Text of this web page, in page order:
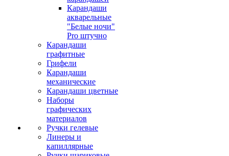
Карандаши
акварельные
"Белые ночи"
Pro штучно
Карандаши
графитные
Грифели
Карандаши
механические
Карандаши цветные
Наборы
графических
материалов
Ручки гелевые
Линеры и
капиллярные